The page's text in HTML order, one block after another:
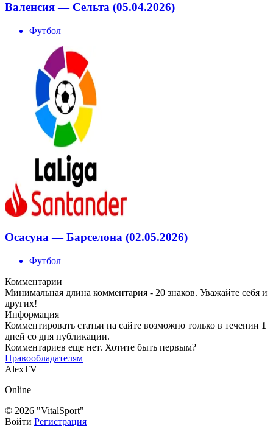
Валенсия — Сельта (05.04.2026)
Футбол
Осасуна — Барселона (02.05.2026)
Футбол
Комментарии
Минимальная длина комментария - 20 знаков. Уважайте себя и
других!
Информация
Комментировать статьи на сайте возможно только в течении 1
дней со дня публикации.
Комментариев еще нет. Хотите быть первым?
Правообладателям
AlexTV
Online
© 2026 "VitalSport"
Войти Регистрация